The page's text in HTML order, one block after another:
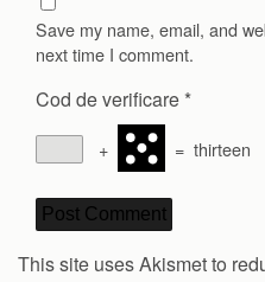
Save my name, email, and
next time I comment.
Cod de verificare *
+ = thirteen
This site uses Akismet to